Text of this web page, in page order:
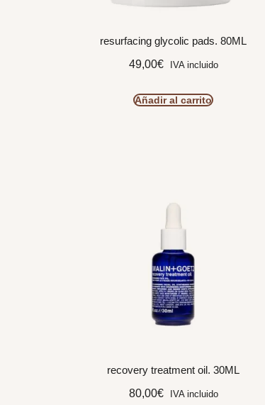
resurfacing glycolic pads. 80ML
49,00€ IVA incluido
Añadir al carrito
recovery treatment oil. 30ML
80,00€ IVA incluido